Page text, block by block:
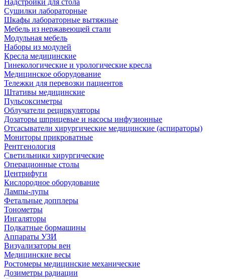
Надстройки для стола
Сушилки лабораторные
Шкафы лабораторные вытяжные
Мебель из нержавеющей стали
Модульная мебель
Наборы из модулей
Кресла медицинские
Гинекологические и урологические кресла
Медицинское оборудование
Тележки для перевозки пациентов
Штативы медицинские
Пульсоксиметры
Облучатели рециркуляторы
Дозаторы шприцевые и насосы инфузионные
Отсасыватели хирургические медицинские (аспираторы)
Мониторы прикроватные
Рентгенология
Светильники хирургические
Операционные столы
Центрифуги
Кислородное оборудование
Лампы-лупы
Фетальные допплеры
Тонометры
Ингаляторы
Подкатные бормашины
Аппараты УЗИ
Визуализаторы вен
Медицинские весы
Ростомеры медицинские механические
Дозиметры радиации